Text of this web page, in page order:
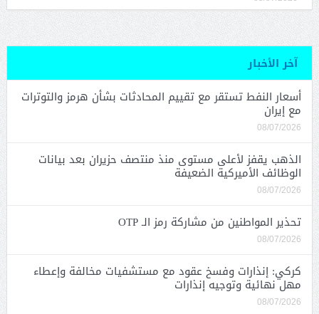
آخر الأخبار
أسعار النفط تستقر مع تقييم المحادثات بشأن هرمز والتوترات
مع إيران
08/07/2026
الذهب يقفز لأعلى مستوى منذ منتصف حزيران بعد بيانات
الوظائف الأميركية الضعيفة
08/07/2026
تحذير المواطنين من مشاركة رمز الـ OTP
08/07/2026
كركي: إنذارات وفسخ عقود مع مستشفيات مخالفة وإعطاء
مهل نهائية وتوجيه إنذارات
08/07/2026